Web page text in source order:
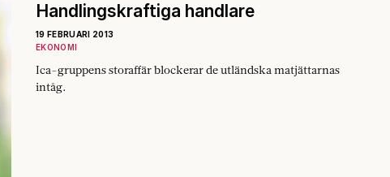
Handlingskraftiga handlare
19 FEBRUARI 2013
EKONOMI
Ica-gruppens storaffär blockerar de utländska matjättarnas
intåg.